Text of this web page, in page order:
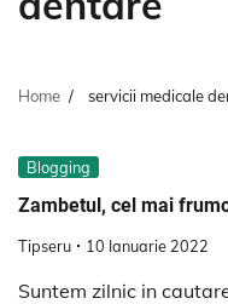
Home servicii medicale
Blogging
Zambetul, cel mai
Tipseru 10 Ianuarie 2022
Suntem zilnic in